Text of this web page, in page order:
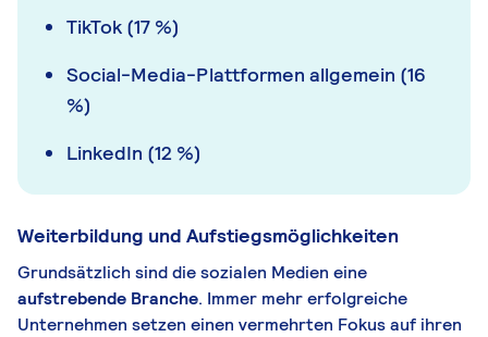
TikTok (17 %)
Social-Media-Plattformen allgemein (16
%)
LinkedIn (12 %)
Weiterbildung und Aufstiegsmöglichkeiten
Grundsätzlich sind die sozialen Medien eine
aufstrebende Branche. Immer mehr erfolgreiche
Unternehmen setzen einen vermehrten Fokus auf ihren